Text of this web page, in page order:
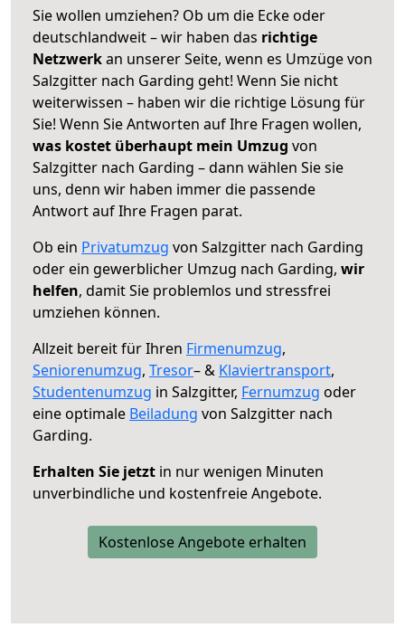
Sie wollen umziehen? Ob um die Ecke oder
deutschlandweit – wir haben das richtige
Netzwerkan unserer Seite, wenn es Umzüge von
Salzgitter nach Garding geht! Wenn Sie nicht
weiterwissen – haben wir die richtige Lösung für
Sie! Wenn Sie Antworten auf Ihre Fragen wollen,
was kostet überhaupt mein Umzug von
Salzgitter nach Garding – dann wählen Sie sie
uns, denn wir haben immer die passende
Antwort auf Ihre Fragen parat.
Ob ein Privatumzug von Salzgitter nach Garding
oder ein gewerblicher Umzug nach Garding, wir
helfen, damit Sie problemlos und stressfrei
umziehen können.
Allzeit bereit für Ihren Firmenumzug,
Seniorenumzug, Tresor– & Klaviertransport,
Studentenumzug in Salzgitter, Fernumzug oder
eine optimale Beiladung von Salzgitter nach
Garding.
Erhalten Sie jetzt in nur wenigen Minuten
unverbindliche und kostenfreie Angebote.
Kostenlose Angebote erhalten